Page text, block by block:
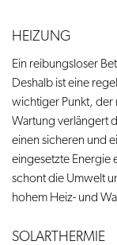
HEIZUNG
Ein reibungsloser
Deshalb ist eine
wichtiger Punkt, der
Wartung verlängert
einen sicheren und
eingesetzte Energie
schont die Umwelt
hohem Heiz- und
SOLARTHERMIE